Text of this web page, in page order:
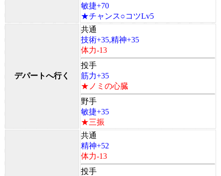
敏捷+70
★チャンス○コツLv5
デパートへ行く
共通
技術+35,精神+35
体力-13
投手
筋力+35
★ノミの心臓
野手
敏捷+35
★三振
共通
精神+52
体力-13
投手